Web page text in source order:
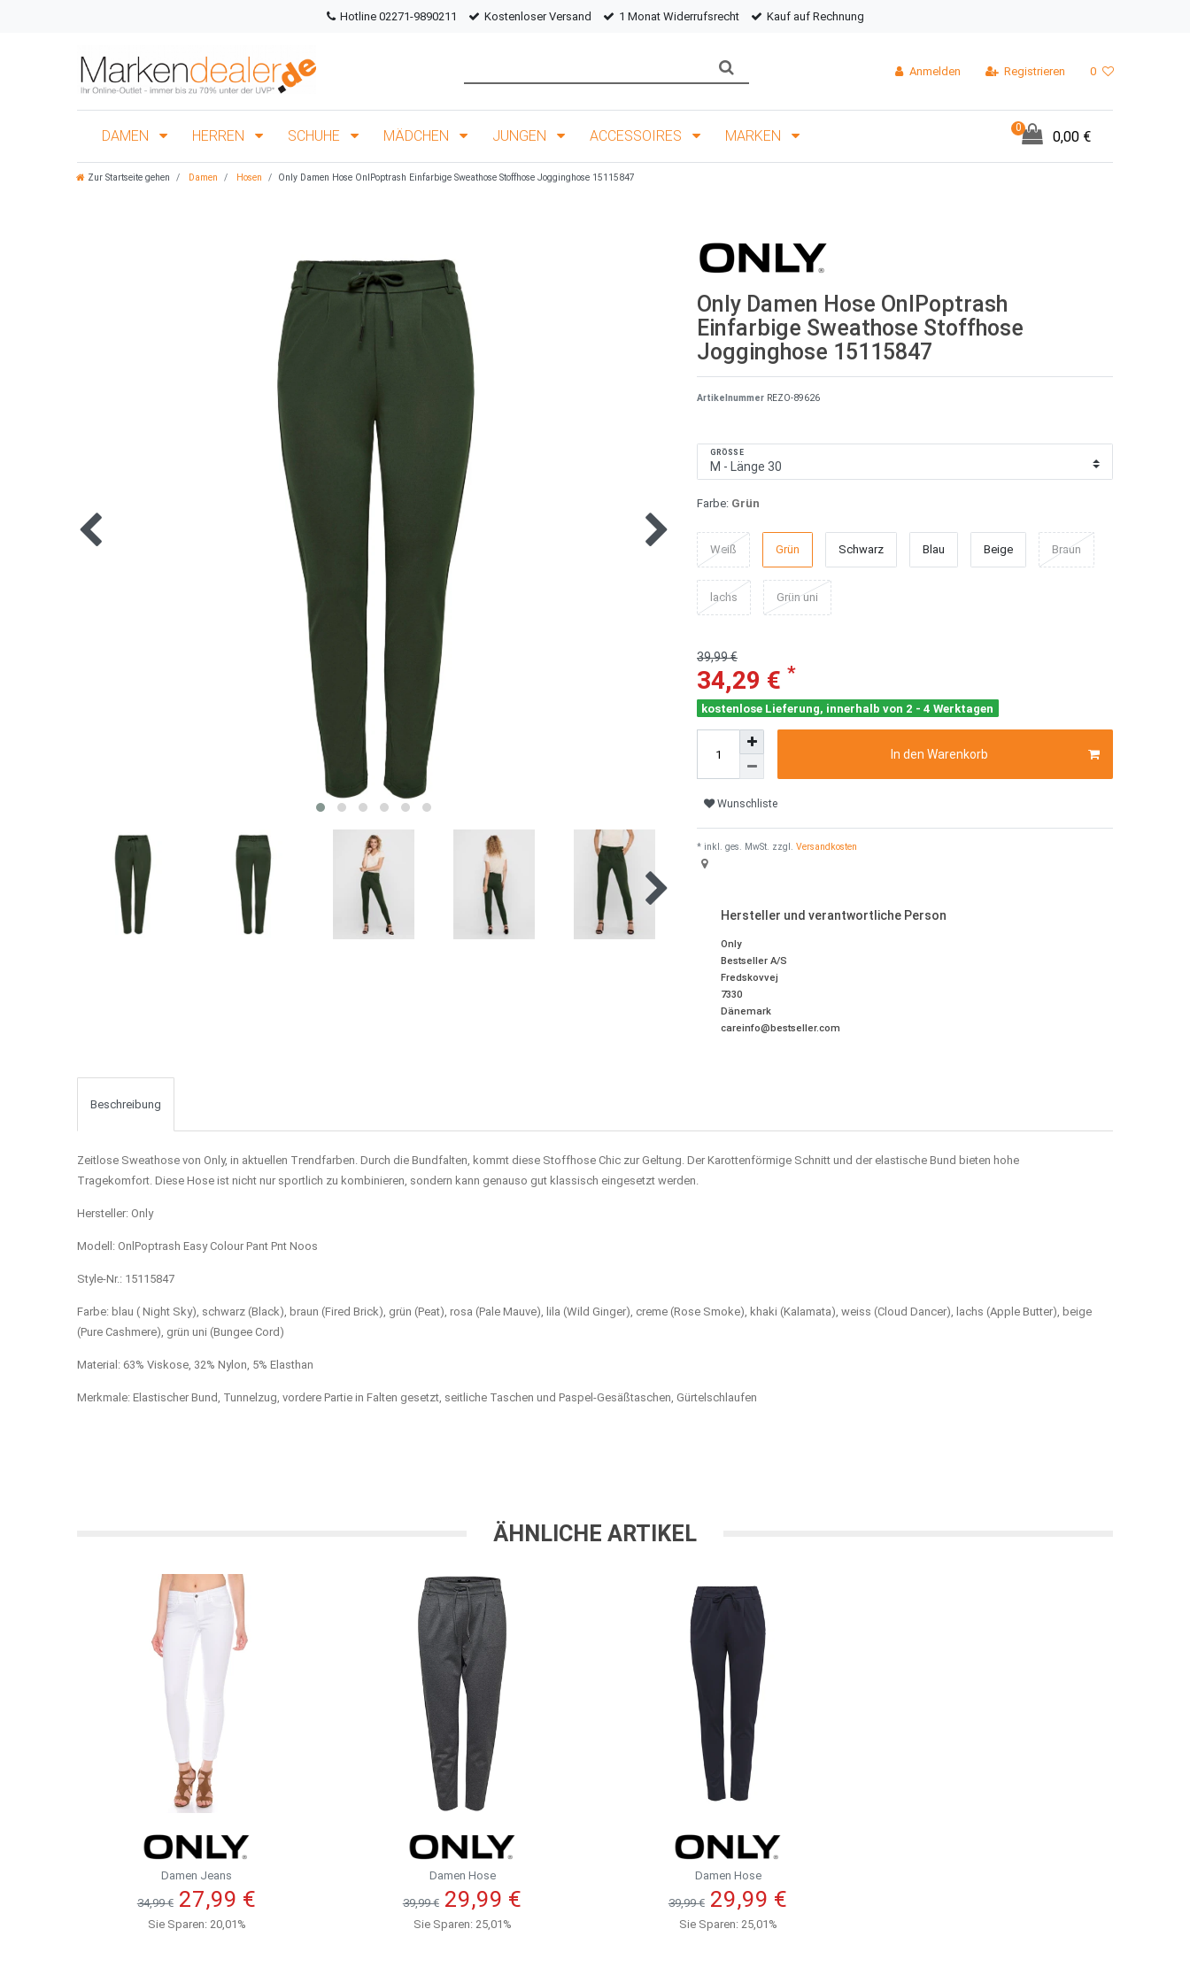
Hotline 02271-9890211 Kostenloser Versand 1 Monat Widerrufsrecht Kauf auf Rechnung
Anmelden Registrieren 0
DAMEN HERREN SCHUHE MÄDCHEN JUNGEN ACCESSOIRES MARKEN
0
0,00 €
Zur Startseite gehen Damen Hosen Only Damen Hose OnlPoptrash Einfarbige Sweathose Stoffhose Jogginghose 15115847
Only Damen Hose OnlPoptrash
Einfarbige Sweathose Stoffhose
Jogginghose 15115847
Artikelnummer REZO-89626
GRÖSSE
Farbe: Grün
Weiß Grün Schwarz Blau Beige Braun
lachs Grün uni
39,99 €
34,29 € *
kostenlose Lieferung, innerhalb von 2 - 4 Werktagen
In den Warenkorb
Wunschliste
* inkl. ges. MwSt. zzgl. Versandkosten
Hersteller und verantwortliche Person
Only
Bestseller A/S
Fredskovvej
7330
Dänemark
careinfo@bestseller.com
Beschreibung
Zeitlose Sweathose von Only, in aktuellen Trendfarben. Durch die Bundfalten, kommt diese Stoffhose Chic zur Geltung. Der Karottenförmige Schnitt und der elastische Bund bieten hohe
Tragekomfort. Diese Hose ist nicht nur sportlich zu kombinieren, sondern kann genauso gut klassisch eingesetzt werden.
Hersteller: Only
Modell: OnlPoptrash Easy Colour Pant Pnt Noos
Style-Nr.: 15115847
Farbe: blau ( Night Sky), schwarz (Black), braun (Fired Brick), grün (Peat), rosa (Pale Mauve), lila (Wild Ginger), creme (Rose Smoke), khaki (Kalamata), weiss (Cloud Dancer), lachs (Apple Butter), beige
(Pure Cashmere), grün uni (Bungee Cord)
Material: 63% Viskose, 32% Nylon, 5% Elasthan
Merkmale: Elastischer Bund, Tunnelzug, vordere Partie in Falten gesetzt, seitliche Taschen und Paspel-Gesäßtaschen, Gürtelschlaufen
ÄHNLICHE ARTIKEL
Damen Jeans
34,99 € 27,99 €
Sie Sparen: 20,01%
Damen Hose
39,99 € 29,99 €
Sie Sparen: 25,01%
Damen Hose
39,99 € 29,99 €
Sie Sparen: 25,01%